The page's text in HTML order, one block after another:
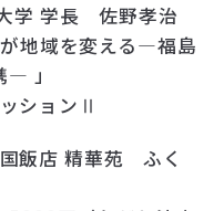
長 佐野孝治
変える―福島
学官連携― 」
ションⅡ
飯店 精華苑 ふく